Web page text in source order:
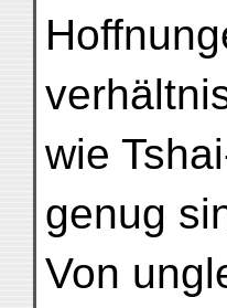
wie
genug
Von